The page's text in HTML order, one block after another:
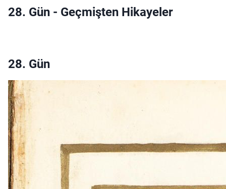
28. Gün - Geçmişten Hikayeler
28. Gün